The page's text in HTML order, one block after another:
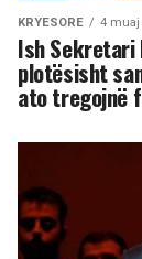
KRYESORE 4 muaj
Ish Sekretari
plotësisht
ato tregojnë